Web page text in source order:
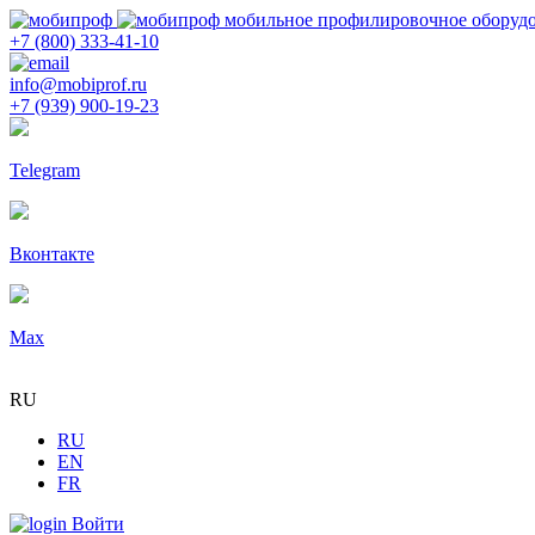
мобильное профилировочное
+7 (800) 333-41-10
info@mobiprof.ru
+7 (939) 900-19-23
Telegram
Вконтакте
Max
RU
RU
EN
FR
Войти